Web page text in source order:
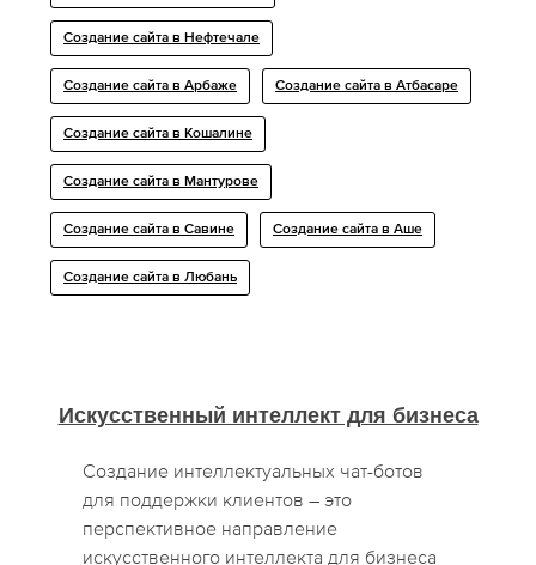
Создание сайта в Нефтечале
Создание сайта в Арбаже Создание сайта в Атбасаре
Создание сайта в Кошалине
Создание сайта в Мантурове
Создание сайта в Савине Создание сайта в Аше
Создание сайта в Любань
Искусственный интеллект для бизнеса
Создание интеллектуальных чат-ботов
для поддержки клиентов – это
перспективное направление
искусственного интеллекта для бизнеса